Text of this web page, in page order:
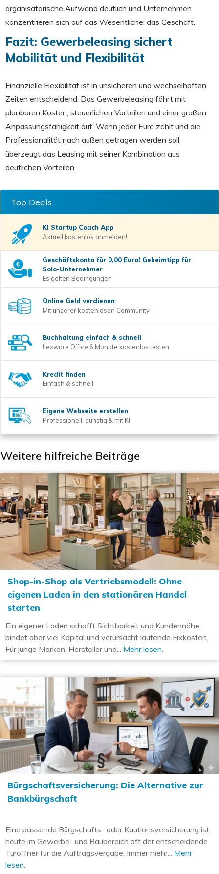
organisatorische Aufwand deutlich und Unternehmen
konzentrieren sich auf das Wesentliche: das Geschäft.
Fazit: Gewerbeleasing sichert
Mobilität und Flexibilität
Finanzielle Flexibilität ist in unsicheren und wechselhaften
Zeiten entscheidend. Das Gewerbeleasing fährt mit
planbaren Kosten, steuerlichen Vorteilen und einer großen
Anpassungsfähigkeit auf. Wenn jeder Euro zählt und die
Professionalität nach außen getragen werden soll,
überzeugt das Leasing mit seiner Kombination aus
deutlichen Vorteilen.
Top Deals
KI Startup Coach App
Aktuell kostenlos anmelden!
Geschäftskonto für 0,00 Euro! Geheimtipp für
Solo-Unternehmer
Es gelten Bedingungen
Online Geld verdienen
Mit unserer kostenlosen Community
Buchhaltung einfach & schnell
Lexware Office 6 Monate kostenlos testen
Kredit finden
Einfach & schnell
Eigene Webseite erstellen
Professionell, günstig & mit KI
Weitere hilfreiche Beiträge
Shop-in-Shop als Vertriebsmodell: Ohne
eigenen Laden in den stationären Handel
starten
Ein eigener Laden schafft Sichtbarkeit und Kundennähe,
bindet aber viel Kapital und verursacht laufende Fixkosten.
Für junge Marken, Hersteller und... Mehr lesen.
Bürgschaftsversicherung: Die Alternative zur
Bankbürgschaft
Eine passende Bürgschafts- oder Kautionsversicherung ist
heute im Gewerbe- und Baubereich oft der entscheidende
Türöffner für die Auftragsvergabe. Immer mehr... Mehr
lesen.